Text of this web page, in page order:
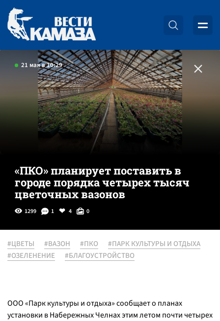
21 мая в 10:29
«ПКО» планирует поставить в
городе порядка четырех тысяч
цветочных вазонов
1299 1 4 0
#ЦВЕТЫ #ВАЗОН #ПКО
#ПАРК КУЛЬТУРЫ И ОТДЫХА
#ОЗЕЛЕНЕНИЕ
#БЛАГОУСТРОЙСТВО
ООО «Парк культуры и отдыха» сообщает о планах
установки в Набережных Челнах этим летом почти четырех